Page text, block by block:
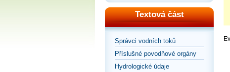
Textová část
Správci vodních toků
Příslušné povodňové orgány
Hydrologické údaje